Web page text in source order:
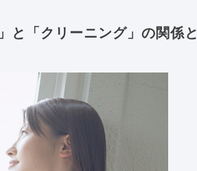
「クリーニング」の関係と